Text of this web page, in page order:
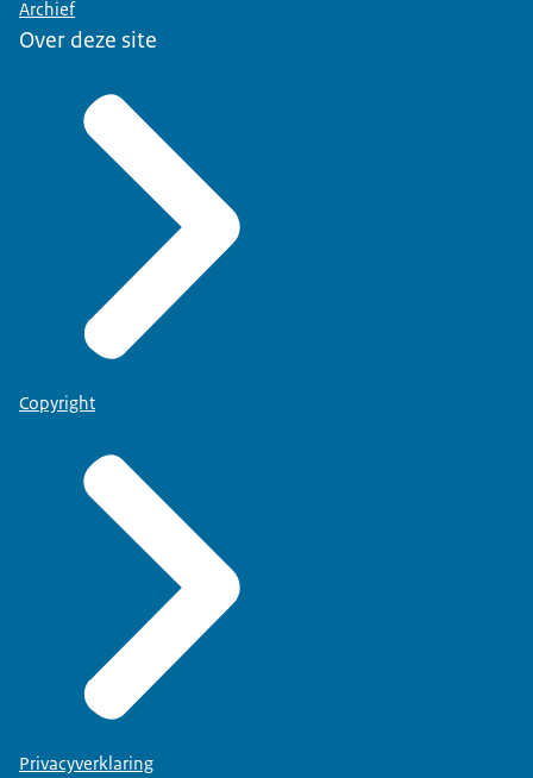
Archief
Over deze site
Copyright
Privacyverklaring